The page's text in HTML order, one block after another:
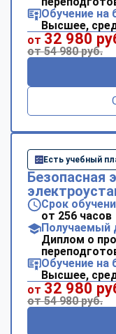
Обучение на
Высшее,
от 32 980
от 54 980 руб.
Есть учебный
Безопасная
Срок
от 256 часов
Получаемый
Диплом о
Обучение на
Высшее,
от 32 980
от 54 980 руб.